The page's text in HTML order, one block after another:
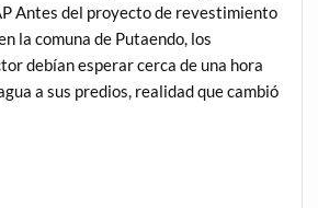
Antes del proyecto de revestimiento
la comuna de Putaendo, los
debían esperar cerca de una hora
a sus predios, realidad que cambió